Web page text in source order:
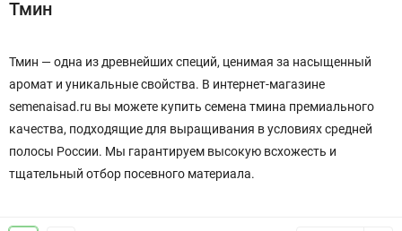
Тмин
Тмин — одна из древнейших специй, ценимая за насыщенный
аромат и уникальные свойства. В интернет-магазине
semenaisad.ru вы можете купить семена тмина премиального
качества, подходящие для выращивания в условиях средней
полосы России. Мы гарантируем высокую всхожесть и
тщательный отбор посевного материала.